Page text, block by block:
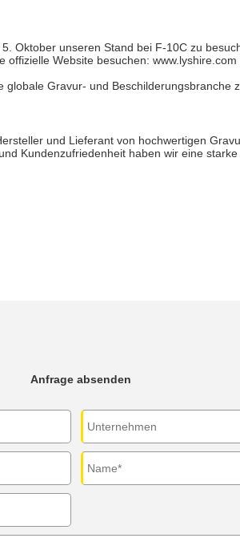
Oktober unseren Stand bei F-10C zu
Website besuchen:
Gravur- und Beschilderungsbranche
und Lieferant von hochwertigen
Kundenzufriedenheit haben wir eine
Anfrage absenden